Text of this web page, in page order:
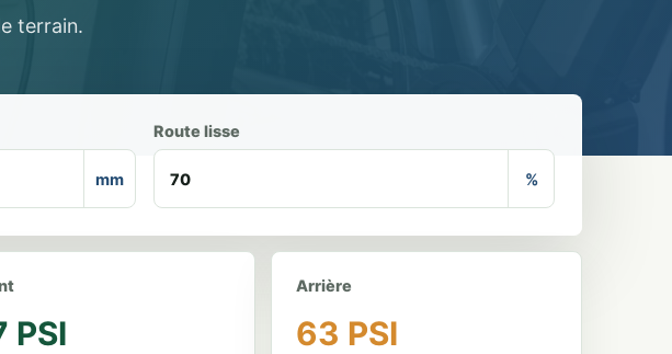
terrain.
mm
Route lisse
%
PSI
Arrière
63 PSI